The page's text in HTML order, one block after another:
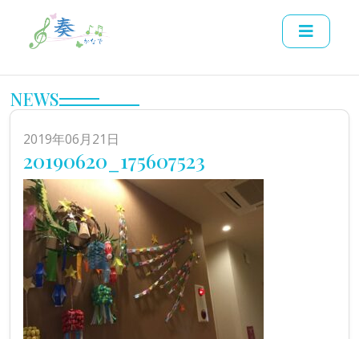
NEWS
2019年06月21日
20190620_175607523